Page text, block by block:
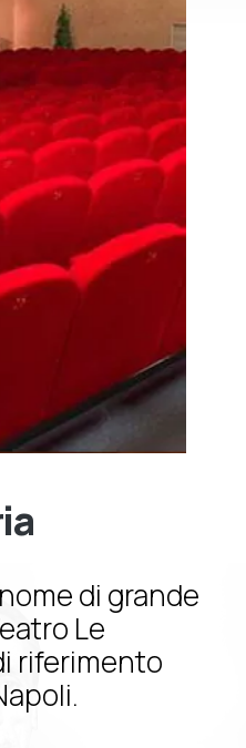
di grande
Le
riferimento